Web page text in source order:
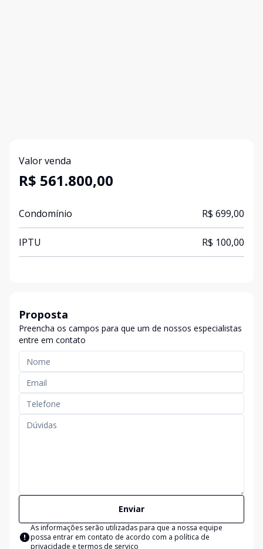
Valor venda
R$ 561.800,00
Condomínio R$ 699,00
IPTU R$ 100,00
Proposta
Preencha os campos para que um de nossos especialistas
entre em contato
Enviar
As informações serão utilizadas para que a nossa equipe
possa entrar em contato de acordo com a política de
privacidade e termos de serviço